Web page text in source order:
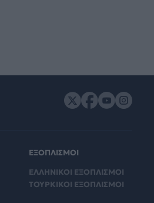
ΕΞΟΠΛΙΣΜΟΙ
ΕΛΛΗΝΙΚΟΙ ΕΞΟΠΛΙΣΜΟΙ
ΤΟΥΡΚΙΚΟΙ ΕΞΟΠΛΙΣΜΟΙ